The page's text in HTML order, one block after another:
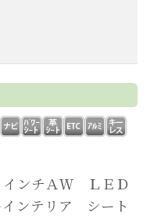
ンチＡＷ ＬＥＤ
ンテリア シート